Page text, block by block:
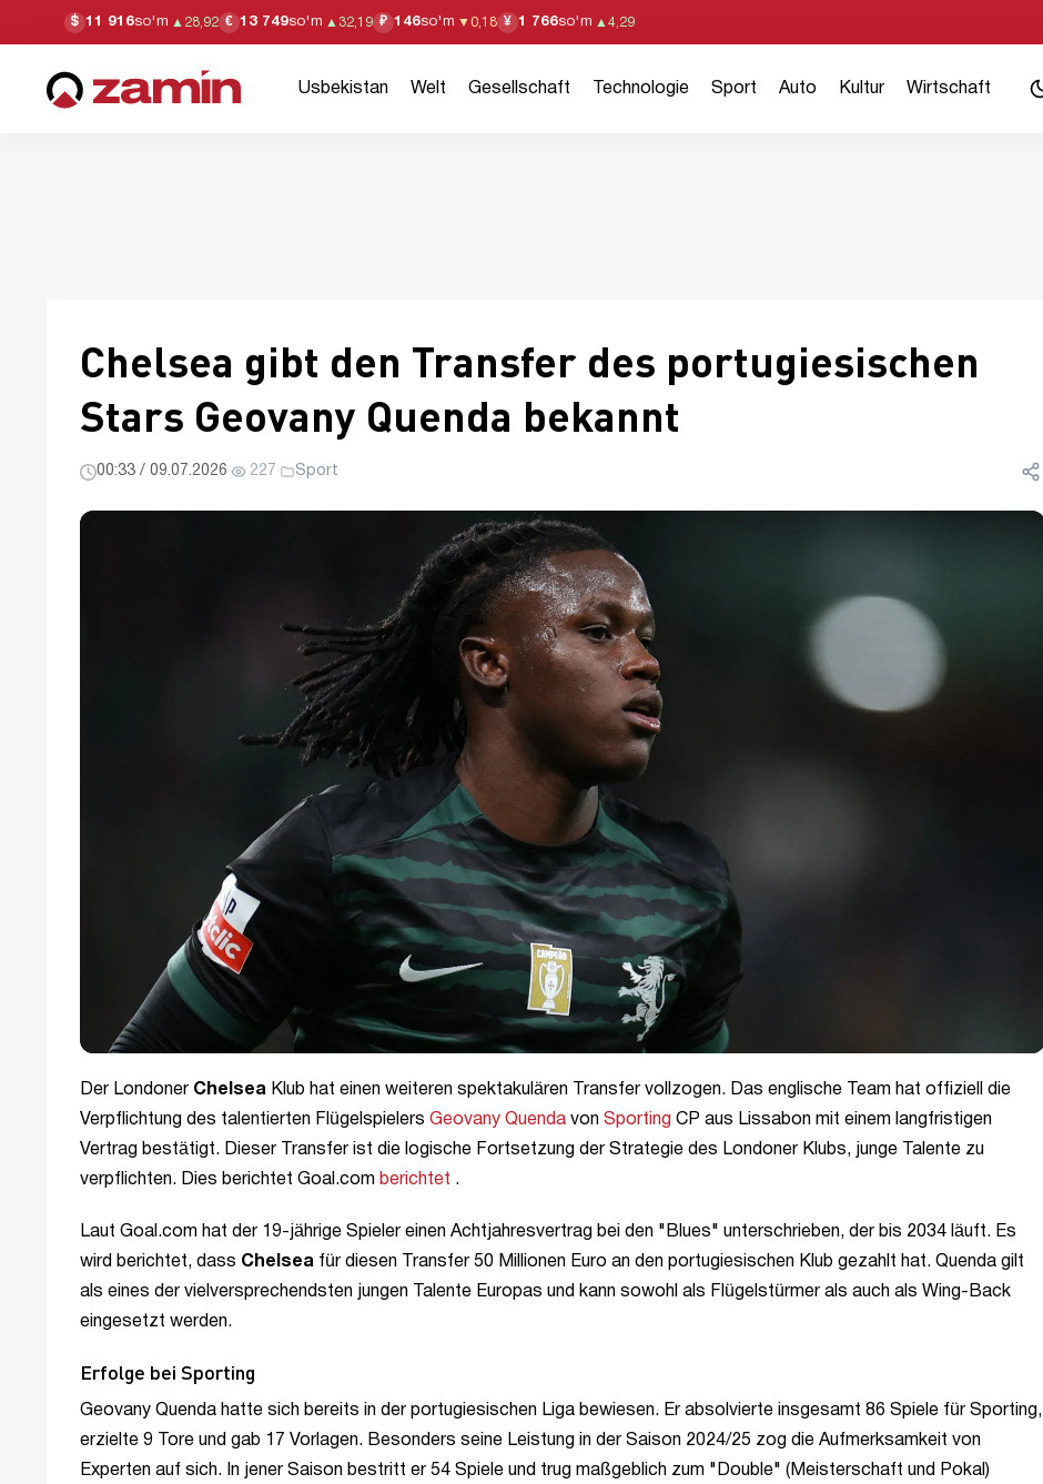
$ 11 916so'm ▲ 28,92 € 13 749so'm ▲ 32,19 ₽ 146so'm ▼ 0,18 ¥ 1 766so'm ▲ 4,29
Usbekistan Welt Gesellschaft Technologie Sport Auto Kultur Wirtschaft
Chelsea gibt den Transfer des portugiesischen
Stars Geovany Quenda bekannt
00:33 / 09.07.2026· 227 · Sport
Der Londoner Chelsea Klub hat einen weiteren spektakulären Transfer vollzogen. Das englische Team hat offiziell die
Verpflichtung des talentierten Flügelspielers Geovany Quenda von Sporting CP aus Lissabon mit einem langfristigen
Vertrag bestätigt. Dieser Transfer ist die logische Fortsetzung der Strategie des Londoner Klubs, junge Talente zu
verpflichten. Dies berichtet Goal.com berichtet .
Laut Goal.com hat der 19-jährige Spieler einen Achtjahresvertrag bei den "Blues" unterschrieben, der bis 2034 läuft. Es
wird berichtet, dass Chelsea für diesen Transfer 50 Millionen Euro an den portugiesischen Klub gezahlt hat. Quenda gilt
als eines der vielversprechendsten jungen Talente Europas und kann sowohl als Flügelstürmer als auch als Wing-Back
eingesetzt werden.
Erfolge bei Sporting
Geovany Quenda hatte sich bereits in der portugiesischen Liga bewiesen. Er absolvierte insgesamt 86 Spiele für Sporting,
erzielte 9 Tore und gab 17 Vorlagen. Besonders seine Leistung in der Saison 2024/25 zog die Aufmerksamkeit von
Experten auf sich. In jener Saison bestritt er 54 Spiele und trug maßgeblich zum "Double" (Meisterschaft und Pokal)